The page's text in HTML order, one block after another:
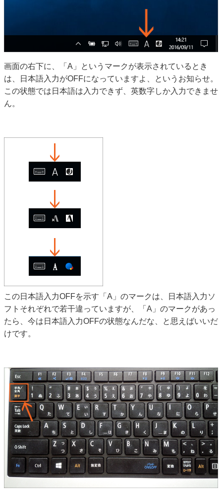
画面の右下に、「A」というマークが表示されているとき
は、日本語入力がOFFになっていますよ、というお知らせ。
この状態では日本語は入力できず、英数字しか入力できませ
ん。
この日本語入力OFFを示す「A」のマークは、日本語入力ソ
フトそれぞれで若干違っていますが、「A」のマークがあっ
たら、今は日本語入力OFFの状態なんだな、と思えばいいだ
けです。